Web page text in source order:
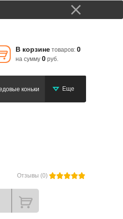
В корзине товаров: 0
на сумму 0 руб.
коньки Еще
Отзывы (0)